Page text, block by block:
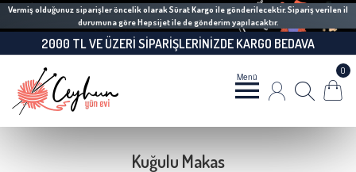
Vermiş olduğunuz siparişler öncelik olarak Sürat Kargo ile gönderilecektir. Sipariş verilen il
durumuna göre Hepsijet ile de gönderim yapılacaktır.
2000 TL VE ÜZERI SIPARIŞLERINIZDE KARGO BEDAVA
0
Kuğulu Makas